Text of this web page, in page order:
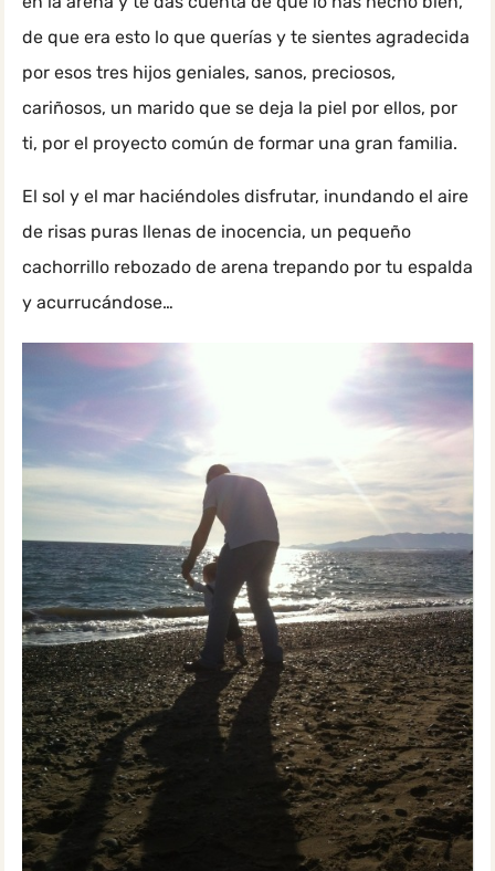
de que era esto lo que querías y te sientes agradecida
por esos tres hijos geniales, sanos, preciosos,
cariñosos, un marido que se deja la piel por ellos, por
ti, por el proyecto común de formar una gran familia.
El sol y el mar haciéndoles disfrutar, inundando el aire
de risas puras llenas de inocencia, un pequeño
cachorrillo rebozado de arena trepando por tu espalda
y acurrucándose…